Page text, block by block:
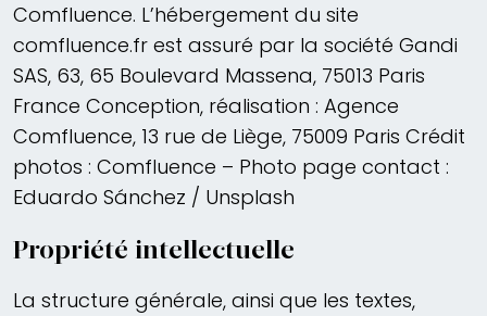
Comfluence. L’hébergement du site
comfluence.fr est assuré par la société Gandi
SAS, 63, 65 Boulevard Massena, 75013 Paris
France Conception, réalisation : Agence
Comfluence, 13 rue de Liège, 75009 Paris Crédit
photos : Comfluence – Photo page contact :
Eduardo Sánchez / Unsplash
Propriété intellectuelle
La structure générale, ainsi que les textes,